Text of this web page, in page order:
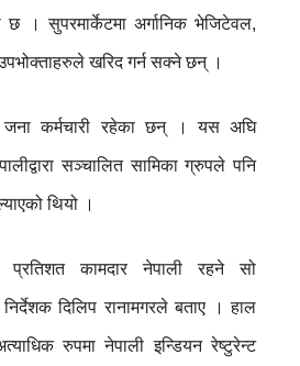
छ । सुपरमार्केटमा अर्गानिक भेजिटेवल,
खरिद गर्न सक्ने छन् ।
जना कर्मचारी रहेका छन् । यस अघि
सञ्चालित सामिका ग्रुपले पनि
थियो ।
कामदार नेपाली रहने सो
निर्देशक दिलिप रानामगरले बताए । हाल
रुपमा नेपाली इन्डियन रेष्टुरेन्ट